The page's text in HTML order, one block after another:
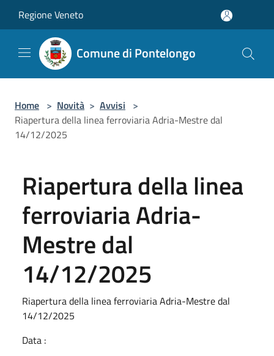
Regione Veneto
Comune di Pontelongo
Home > Novità > Avvisi >
Riapertura della linea ferroviaria Adria-Mestre dal
14/12/2025
Riapertura della linea
ferroviaria Adria-
Mestre dal
14/12/2025
Riapertura della linea ferroviaria Adria-Mestre dal
14/12/2025
Data :